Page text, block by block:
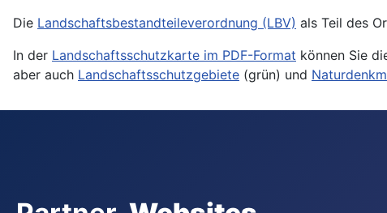
Die Landschaftsbestandteileverordnung (LBV) als Teil des
In der Landschaftsschutzkarte im PDF-Format können Sie
aber auch Landschaftsschutzgebiete (grün) und